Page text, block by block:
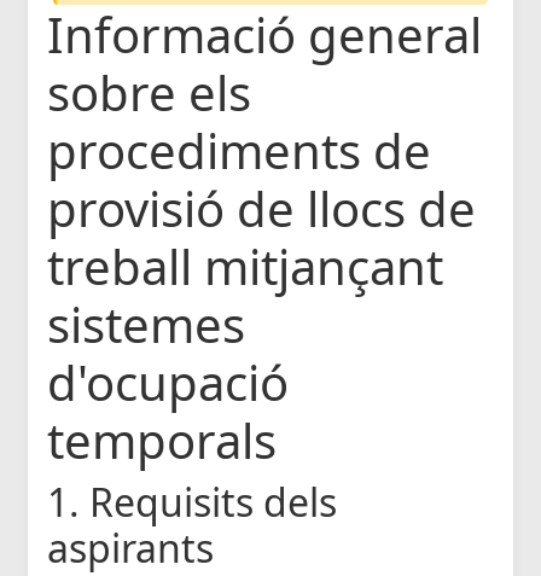
Informació general
sobre els
procediments de
provisió de llocs de
treball mitjançant
sistemes
d'ocupació
temporals
1. Requisits dels
aspirants